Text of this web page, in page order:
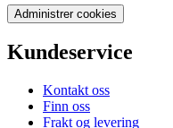
Administrer cookies
Kundeservice
Kontakt oss
Finn oss
Frakt og levering